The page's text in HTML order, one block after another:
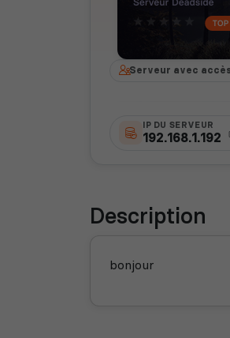
Serveur avec
IP DU SERVEUR
192.168.1.192
Description
bonjour